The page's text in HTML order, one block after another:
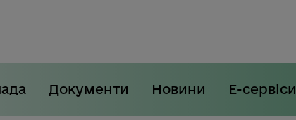
Документи Новини Е-сервіси